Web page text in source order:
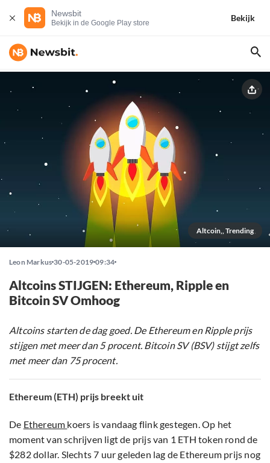
Newsbit
Bekijk in de Google Play store
Bekijk
Altcoin,, Trending
Leon Markus 30-05-2019 09:34
Altcoins STIJGEN: Ethereum, Ripple en
Bitcoin SV Omhoog
Altcoins starten de dag goed. De Ethereum en Ripple prijs
stijgen met meer dan 5 procent. Bitcoin SV (BSV) stijgt zelfs
met meer dan 75 procent.
Ethereum (ETH) prijs breekt uit
De Ethereum koers is vandaag flink gestegen. Op het
moment van schrijven ligt de prijs van 1 ETH token rond de
$282 dollar. Slechts 7 uur geleden lag de Ethereum prijs nog